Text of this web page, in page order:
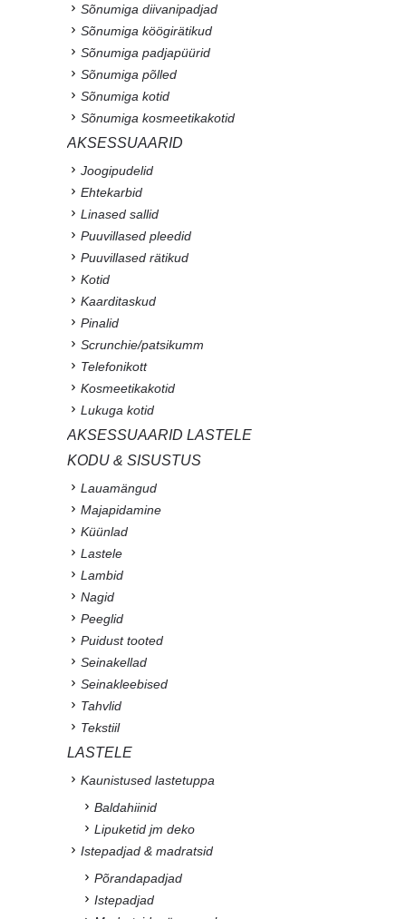
Sõnumiga diivanipadjad
Sõnumiga köögirätikud
Sõnumiga padjapüürid
Sõnumiga põlled
Sõnumiga kotid
Sõnumiga kosmeetikakotid
AKSESSUAARID
Joogipudelid
Ehtekarbid
Linased sallid
Puuvillased pleedid
Puuvillased rätikud
Kotid
Kaarditaskud
Pinalid
Scrunchie/patsikumm
Telefonikott
Kosmeetikakotid
Lukuga kotid
AKSESSUAARID LASTELE
KODU & SISUSTUS
Lauamängud
Majapidamine
Küünlad
Lastele
Lambid
Nagid
Peeglid
Puidust tooted
Seinakellad
Seinakleebised
Tahvlid
Tekstiil
LASTELE
Kaunistused lastetuppa
Baldahiinid
Lipuketid jm deko
Istepadjad & madratsid
Põrandapadjad
Istepadjad